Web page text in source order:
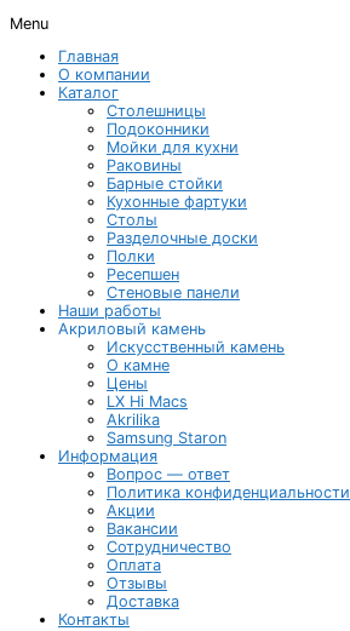
Menu
Главная
О компании
Каталог
Столешницы
Подоконники
Мойки для кухни
Раковины
Барные стойки
Кухонные фартуки
Столы
Разделочные доски
Полки
Ресепшен
Стеновые панели
Наши работы
Акриловый камень
Искусственный камень
О камне
Цены
LX Hi Macs
Akrilika
Samsung Staron
Информация
Вопрос — ответ
Политика конфиденциальности
Акции
Вакансии
Сотрудничество
Оплата
Отзывы
Доставка
Контакты